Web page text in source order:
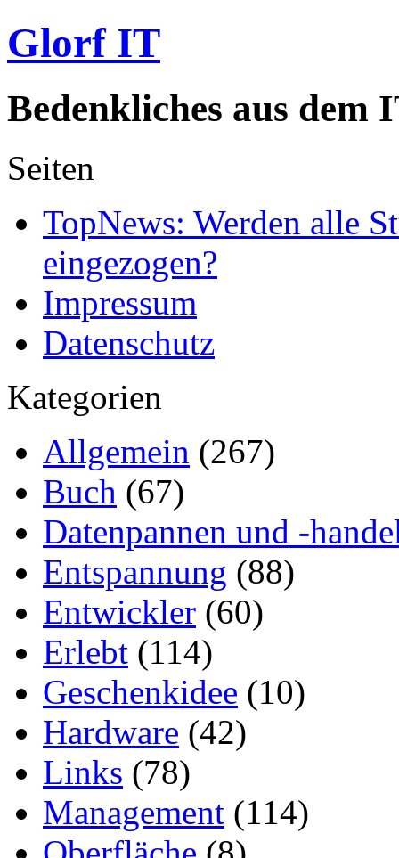
Glorf IT
Bedenkliches aus dem
Seiten
TopNews: Werden alle
eingezogen?
Impressum
Datenschutz
Kategorien
Allgemein (267)
Buch (67)
Datenpannen und -
Entspannung (88)
Entwickler (60)
Erlebt (114)
Geschenkidee (10)
Hardware (42)
Links (78)
Management (114)